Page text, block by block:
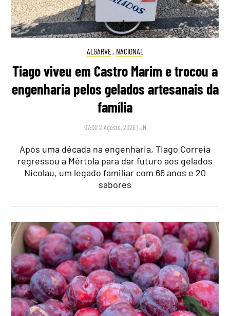
ALGARVE, NACIONAL
Tiago viveu em Castro Marim e trocou a
engenharia pelos gelados artesanais da
família
07:00 2 Agosto, 2026 |JN
Após uma década na engenharia, Tiago Correia
regressou a Mértola para dar futuro aos gelados
Nicolau, um legado familiar com 66 anos e 20
sabores